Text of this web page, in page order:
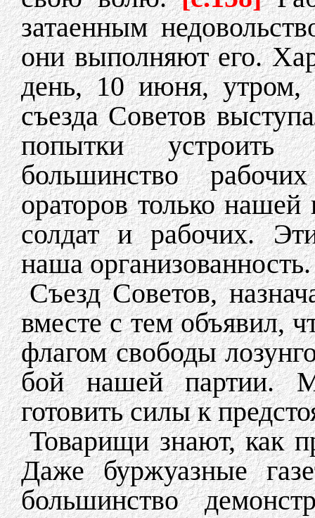
затаенным
они выполняют его.
день, 10 июня, утром,
съезда Советов
попытки устроить
большинство
ораторов только
солдат и рабочих.
наша организованность.
Съезд Советов,
вместе с тем объявил,
флагом свободы
бой нашей партии.
готовить силы к
Товарищи знают, как
Даже буржуазные
большинство